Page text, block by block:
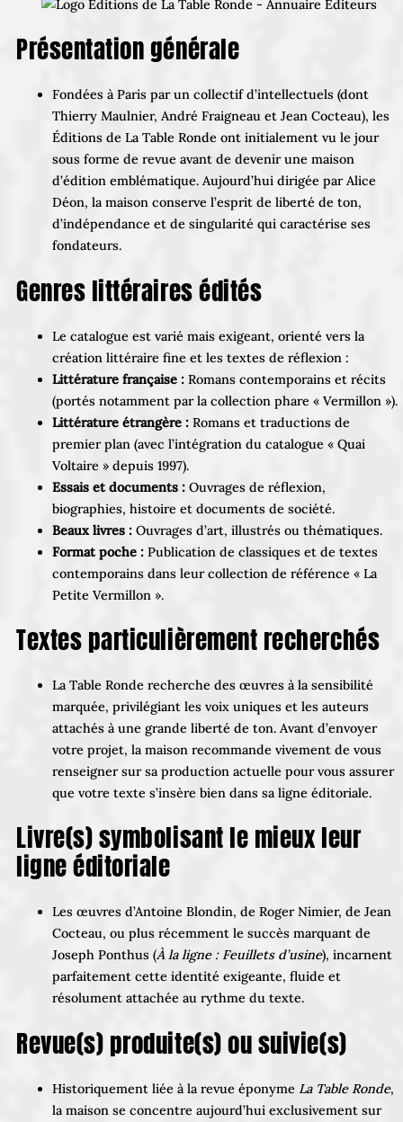
Présentation générale
Fondées à Paris par un collectif d’intellectuels (dont
Thierry Maulnier, André Fraigneau et Jean Cocteau), les
Éditions de La Table Ronde ont initialement vu le jour
sous forme de revue avant de devenir une maison
d’édition emblématique. Aujourd’hui dirigée par Alice
Déon, la maison conserve l’esprit de liberté de ton,
d’indépendance et de singularité qui caractérise ses
fondateurs.
Genres littéraires édités
Le catalogue est varié mais exigeant, orienté vers la
création littéraire fine et les textes de réflexion :
Littérature française : Romans contemporains et récits
(portés notamment par la collection phare « Vermillon »).
Littérature étrangère : Romans et traductions de
premier plan (avec l’intégration du catalogue « Quai
Voltaire » depuis 1997).
Essais et documents : Ouvrages de réflexion,
biographies, histoire et documents de société.
Beaux livres : Ouvrages d’art, illustrés ou thématiques.
Format poche : Publication de classiques et de textes
contemporains dans leur collection de référence « La
Petite Vermillon ».
Textes particulièrement recherchés
La Table Ronde recherche des œuvres à la sensibilité
marquée, privilégiant les voix uniques et les auteurs
attachés à une grande liberté de ton. Avant d’envoyer
votre projet, la maison recommande vivement de vous
renseigner sur sa production actuelle pour vous assurer
que votre texte s’insère bien dans sa ligne éditoriale.
Livre(s) symbolisant le mieux leur
ligne éditoriale
Les œuvres d’Antoine Blondin, de Roger Nimier, de Jean
Cocteau, ou plus récemment le succès marquant de
Joseph Ponthus (À la ligne : Feuillets d’usine), incarnent
parfaitement cette identité exigeante, fluide et
résolument attachée au rythme du texte.
Revue(s) produite(s) ou suivie(s)
Historiquement liée à la revue éponyme La Table Ronde,
la maison se concentre aujourd’hui exclusivement sur